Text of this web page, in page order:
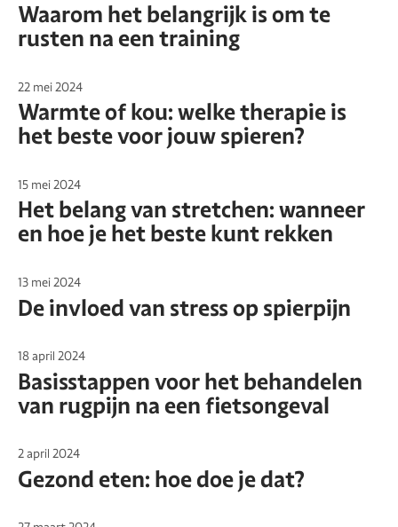
Waarom het belangrijk is om te
rusten na een training
22 mei 2024
Warmte of kou: welke therapie is
het beste voor jouw spieren?
15 mei 2024
Het belang van stretchen: wanneer
en hoe je het beste kunt rekken
13 mei 2024
De invloed van stress op spierpijn
18 april 2024
Basisstappen voor het behandelen
van rugpijn na een fietsongeval
2 april 2024
Gezond eten: hoe doe je dat?